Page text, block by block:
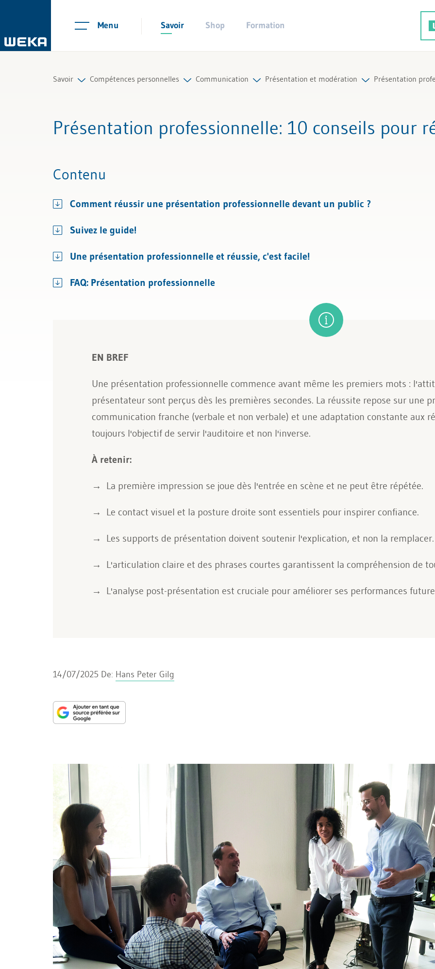
Menu Savoir Shop Formation
Savoir
Gestion et management
Finances & TVA
Droit
Compétences personnelles
Gestion de soi
Communication
Communication écrite
Savoir-être
Présentation et modération
Toutes les aides de travail
Présentation
Présentation professionnelle: 10 conseils pour
Contenu
Comment réussir une présentation professionnelle devant un public ?
Suivez le guide!
Une présentation professionnelle et réussie, c'est facile!
FAQ: Présentation professionnelle
EN BREF
Une présentation professionnelle commence avant même les premiers mots :
présentateur sont perçus dès les premières secondes. La réussite repose sur une
communication franche (verbale et non verbale) et une adaptation constante aux
toujours l'objectif de servir l'auditoire et non l'inverse.
À retenir:
La première impression se joue dès l'entrée en scène et ne peut être répétée.
Le contact visuel et la posture droite sont essentiels pour inspirer confiance.
Les supports de présentation doivent soutenir l'explication, et non la remplacer.
L'articulation claire et des phrases courtes garantissent la compréhension de
L'analyse post-présentation est cruciale pour améliorer ses performances
14/07/2025 De: Hans Peter Gilg